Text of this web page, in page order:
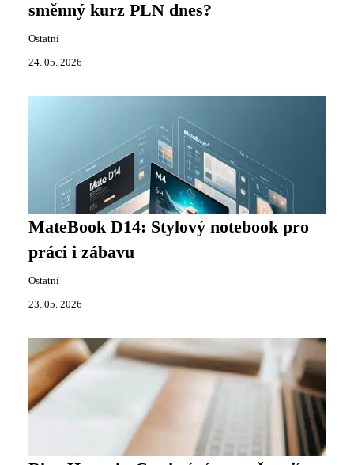
směnný kurz PLN dnes?
Ostatní
24. 05. 2026
MateBook D14: Stylový notebook pro
práci i zábavu
Ostatní
23. 05. 2026